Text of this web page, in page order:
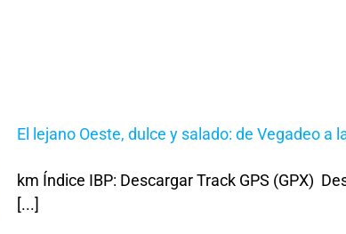
El lejano Oeste, dulce y salado: de Vegadeo a
km Índice IBP: Descargar Track GPS (GPX)
[...]